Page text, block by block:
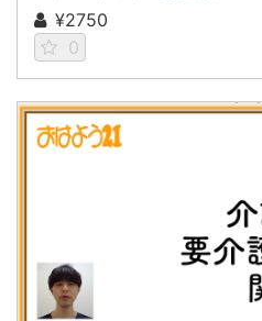
¥2750
0